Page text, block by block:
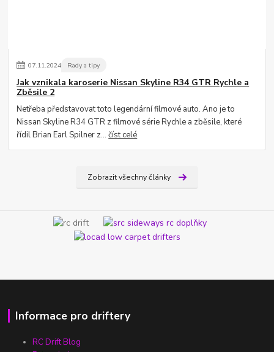
07.11.2024 Rady a tipy
Jak vznikala karoserie Nissan Skyline R34 GTR Rychle a
Zběsile 2
Netřeba představovat toto legendární filmové auto. Ano je to
Nissan Skyline R34 GTR z filmové série Rychle a zběsile, které
řídil Brian Earl Spilner z...číst celé
Zobrazit všechny články
Informace pro driftery
RC Drift Blog